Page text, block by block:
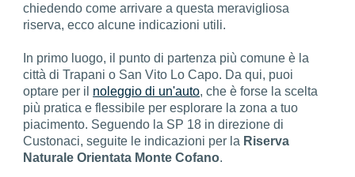
chiedendo come arrivare a questa meravigliosa
riserva, ecco alcune indicazioni utili.
In primo luogo, il punto di partenza più comune è la
città di Trapani o San Vito Lo Capo. Da qui, puoi
optare per il noleggio di un'auto, che è forse la scelta
più pratica e flessibile per esplorare la zona a tuo
piacimento. Seguendo la SP 18 in direzione di
Custonaci, seguite le indicazioni per la Riserva
Naturale Orientata Monte Cofano.